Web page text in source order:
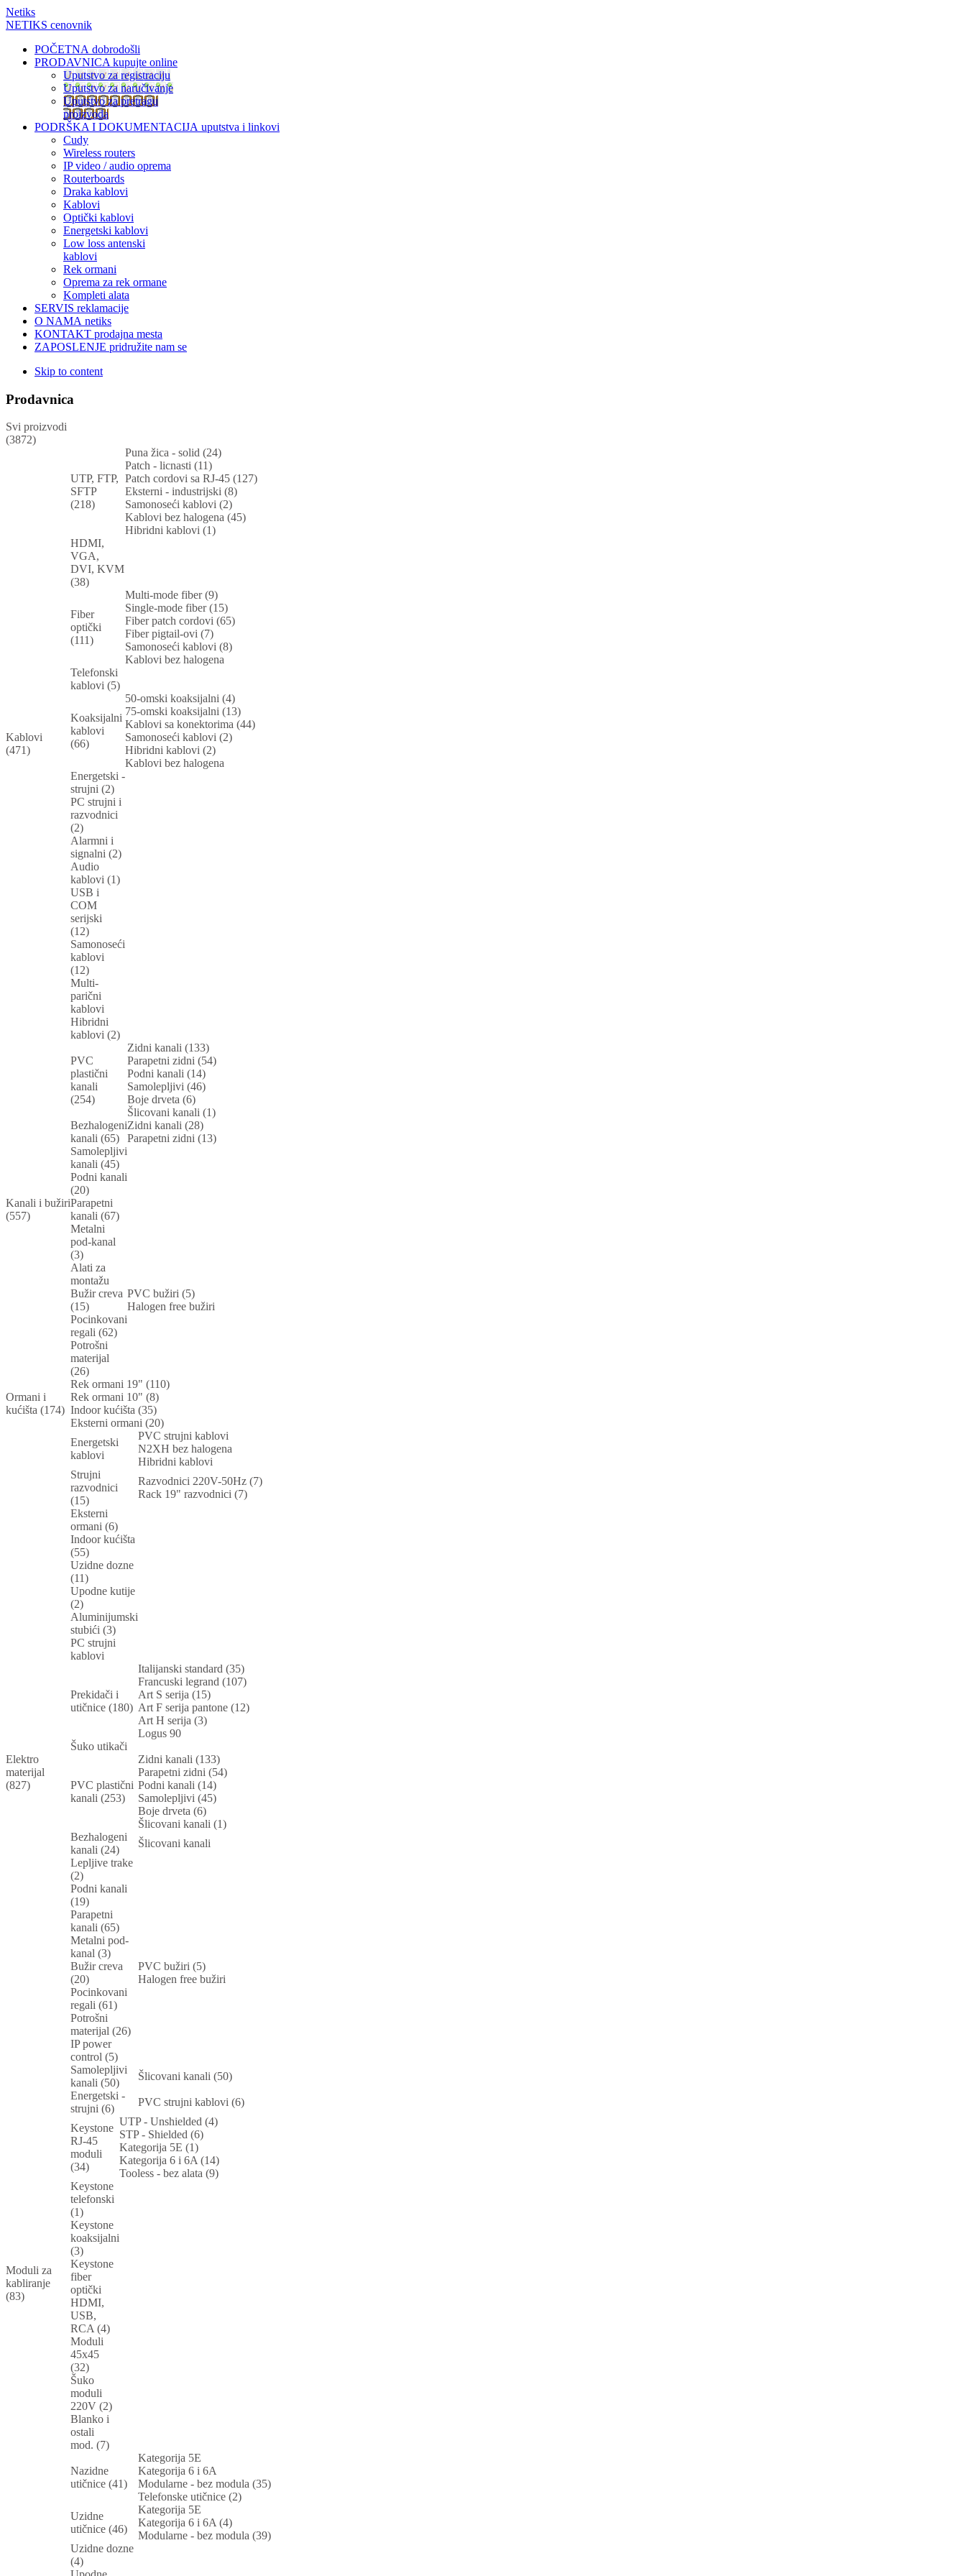
Netiks
NETIKS cenovnik
POČETNA dobrodošli
PRODAVNICA kupujte online
Uputstvo za registraciju
Uputstvo za naručivanje
Uputstvo za pretragu
proizvoda
PODRŠKA I DOKUMENTACIJA uputstva i linkovi
Cudy
Wireless routers
IP video / audio oprema
Routerboards
Draka kablovi
Kablovi
Optički kablovi
Energetski kablovi
Low loss antenski
kablovi
Rek ormani
Oprema za rek ormane
Kompleti alata
SERVIS reklamacije
O NAMA netiks
KONTAKT prodajna mesta
ZAPOSLENJE pridružite nam se
Skip to content
Prodavnica
Svi proizvodi
(3872)
Kablovi
(471)
UTP, FTP,
SFTP
(218)
Puna žica - solid (24)
Patch - licnasti (11)
Patch cordovi sa RJ-45 (127)
Eksterni - industrijski (8)
Samonoseći kablovi (2)
Kablovi bez halogena (45)
Hibridni kablovi (1)
HDMI,
VGA,
DVI, KVM
(38)
Fiber
optički
(111)
Multi-mode fiber (9)
Single-mode fiber (15)
Fiber patch cordovi (65)
Fiber pigtail-ovi (7)
Samonoseći kablovi (8)
Kablovi bez halogena
Telefonski
kablovi (5)
Koaksijalni
kablovi
(66)
50-omski koaksijalni (4)
75-omski koaksijalni (13)
Kablovi sa konektorima (44)
Samonoseći kablovi (2)
Hibridni kablovi (2)
Kablovi bez halogena
Energetski -
strujni (2)
PC strujni i
razvodnici
(2)
Alarmni i
signalni (2)
Audio
kablovi (1)
USB i
COM
serijski
(12)
Samonoseći
kablovi
(12)
Multi-
parični
kablovi
Hibridni
kablovi (2)
Kanali i bužiri
(557)
PVC
plastični
kanali
(254)
Zidni kanali (133)
Parapetni zidni (54)
Podni kanali (14)
Samolepljivi (46)
Boje drveta (6)
Šlicovani kanali (1)
Bezhalogeni
kanali (65)
Zidni kanali (28)
Parapetni zidni (13)
Samolepljivi
kanali (45)
Podni kanali
(20)
Parapetni
kanali (67)
Metalni
pod-kanal
(3)
Alati za
montažu
Bužir creva
(15)
PVC bužiri (5)
Halogen free bužiri
Pocinkovani
regali (62)
Potrošni
materijal
(26)
Ormani i
kućišta (174)
Rek ormani 19" (110)
Rek ormani 10" (8)
Indoor kućišta (35)
Eksterni ormani (20)
Elektro
materijal
(827)
Energetski
kablovi
PVC strujni kablovi
N2XH bez halogena
Hibridni kablovi
Strujni
razvodnici
(15)
Razvodnici 220V-50Hz (7)
Rack 19" razvodnici (7)
Eksterni
ormani (6)
Indoor kućišta
(55)
Uzidne dozne
(11)
Upodne kutije
(2)
Aluminijumski
stubići (3)
PC strujni
kablovi
Prekidači i
utičnice (180)
Italijanski standard (35)
Francuski legrand (107)
Art S serija (15)
Art F serija pantone (12)
Art H serija (3)
Logus 90
Šuko utikači
PVC plastični
kanali (253)
Zidni kanali (133)
Parapetni zidni (54)
Podni kanali (14)
Samolepljivi (45)
Boje drveta (6)
Šlicovani kanali (1)
Bezhalogeni
kanali (24)
Šlicovani kanali
Lepljive trake
(2)
Podni kanali
(19)
Parapetni
kanali (65)
Metalni pod-
kanal (3)
Bužir creva
(20)
PVC bužiri (5)
Halogen free bužiri
Pocinkovani
regali (61)
Potrošni
materijal (26)
IP power
control (5)
Samolepljivi
kanali (50)
Šlicovani kanali (50)
Energetski -
strujni (6)
PVC strujni kablovi (6)
Moduli za
kabliranje
(83)
Keystone
RJ-45
moduli
(34)
UTP - Unshielded (4)
STP - Shielded (6)
Kategorija 5E (1)
Kategorija 6 i 6A (14)
Tooless - bez alata (9)
Keystone
telefonski
(1)
Keystone
koaksijalni
(3)
Keystone
fiber
optički
HDMI,
USB,
RCA (4)
Moduli
45x45
(32)
Šuko
moduli
220V (2)
Blanko i
ostali
mod. (7)
Nazidne
utičnice (41)
Kategorija 5E
Kategorija 6 i 6A
Modularne - bez modula (35)
Telefonske utičnice (2)
Uzidne
utičnice (46)
Kategorija 5E
Kategorija 6 i 6A (4)
Modularne - bez modula (39)
Uzidne dozne
(4)